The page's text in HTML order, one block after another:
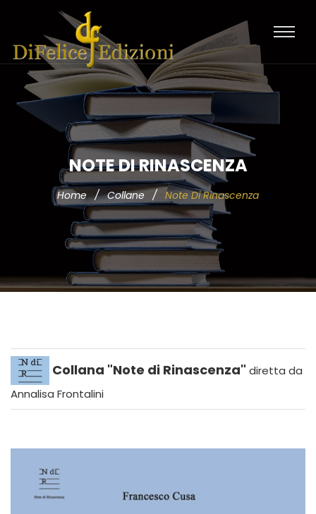
NOTE DI RINASCENZA
Home / Collane / Note Di Rinascenza
Collana "Note di Rinascenza" diretta da
Annalisa Frontalini